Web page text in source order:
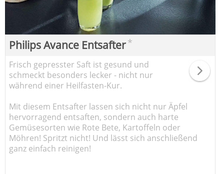
Philips Avance Entsafter*
Frisch gepresster Saft ist gesund und
schmeckt besonders lecker - nicht nur
während einer Heilfasten-Kur.
Mit diesem Entsafter lassen sich nicht nur Äpfel
hervorragend entsaften, sondern auch harte
Gemüsesorten wie Rote Bete, Kartoffeln oder
Möhren! Spritzt nicht! Und lässt sich anschließend
ganz einfach reinigen!